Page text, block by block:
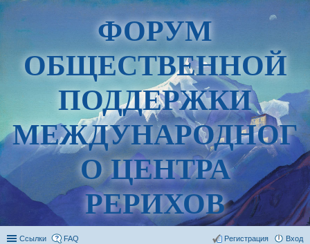
ФОРУМ
ОБЩЕСТВЕННОЙ
ПОДДЕРЖКИ
МЕЖДУНАРОДНОГ
О ЦЕНТРА
РЕРИХОВ
Ссылки FAQ Вход
Регистрация